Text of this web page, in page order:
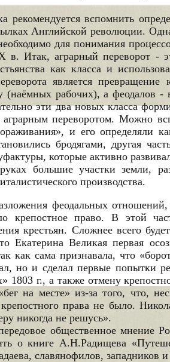
рекомендуется вспомнить
Английской революции.
для понимания
Итак, аграрный переворот -
как класса и
является
(наёмных рабочих), а феодалов -
эти два новых класса
аграрным переворотом. Можно
и его определяли
бродягами, другая
которые активно
большие участки земли,
производства.
феодальных
крепостное право. В этой
крестьян. Сложнее всего
Екатерина Великая первая
как сама признавала, что
но и сделал первые попытки
1803 г., а также отмену
на месте» из-за того, что,
права не было.
никогда не решусь».
общественное мнение
о книге А.Н.Радищева
славянофилов, западников